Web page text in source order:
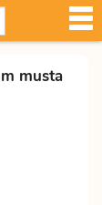
musta